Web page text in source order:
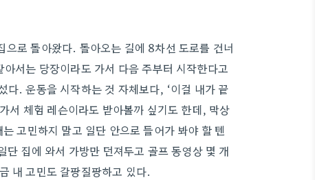
로 돌아왔다. 돌아오는 길에 8차선 도로를 건너
서는 당장이라도 가서 다음 주부터 시작한다고
. 운동을 시작하는 것 자체보다, ‘이걸 내가 끝
서 체험 레슨이라도 받아볼까 싶기도 한데, 막상
고민하지 말고 일단 안으로 들어가 봐야 할 텐
집에 와서 가방만 던져두고 골프 동영상 몇 개
내 고민도 갈팡질팡하고 있다.